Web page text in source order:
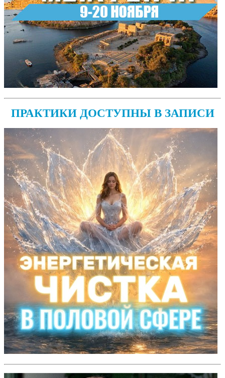
ПРАКТИКИ ДОСТУПНЫ В ЗАПИСИ